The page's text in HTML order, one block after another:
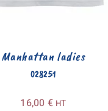
028251
Manhattan ladies
16,00 € HT